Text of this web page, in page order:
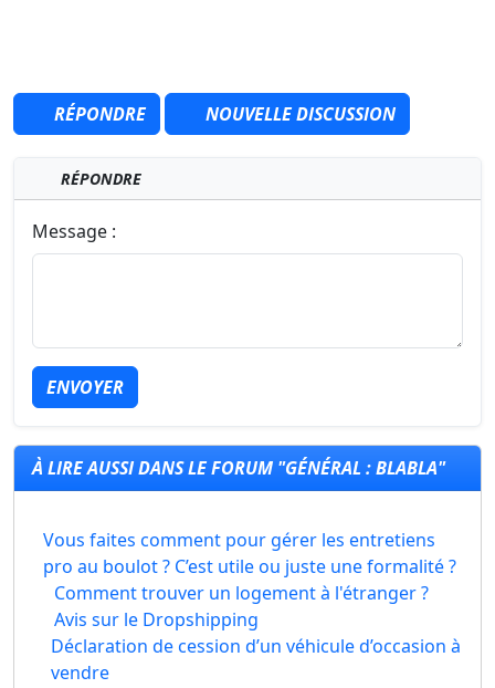
RÉPONDRE NOUVELLE DISCUSSION
RÉPONDRE
Message :
ENVOYER
À LIRE AUSSI DANS LE FORUM "GÉNÉRAL : BLABLA"
Vous faites comment pour gérer les entretiens
pro au boulot ? C’est utile ou juste une formalité ?
Comment trouver un logement à l'étranger ?
Avis sur le Dropshipping
Déclaration de cession d’un véhicule d’occasion à
vendre